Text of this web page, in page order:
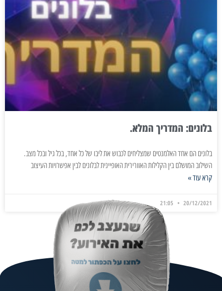
בלונים: המדריך המלא.
בלונים הם אחד האלמנטים שמצליחים לכבוש את ליבו של כל אחד, בכל גיל ובכל מצב.
השילוב המושלם בין הקלילות האוורירית האופיינית לבלונים לבין אפשרויות העיצוב
קרא עוד »
20/12/2021